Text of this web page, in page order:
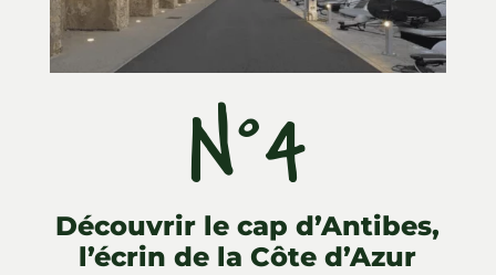
N°4
Découvrir le cap d’Antibes,
l’écrin de la Côte d’Azur